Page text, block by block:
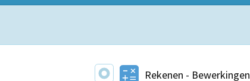
Rekenen - Bewerkingen